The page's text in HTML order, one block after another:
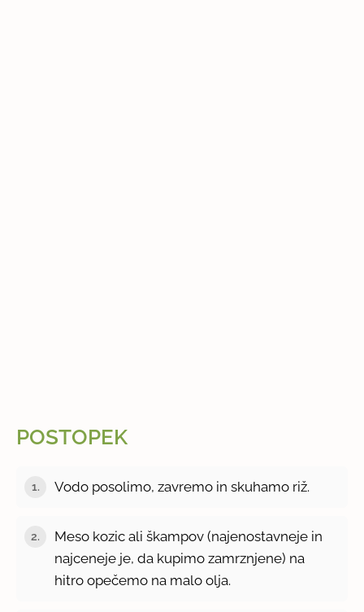
POSTOPEK
1. Vodo posolimo, zavremo in skuhamo riž.
2.
Meso kozic ali škampov (najenostavneje in
najceneje je, da kupimo zamrznjene) na
hitro opečemo na malo olja.